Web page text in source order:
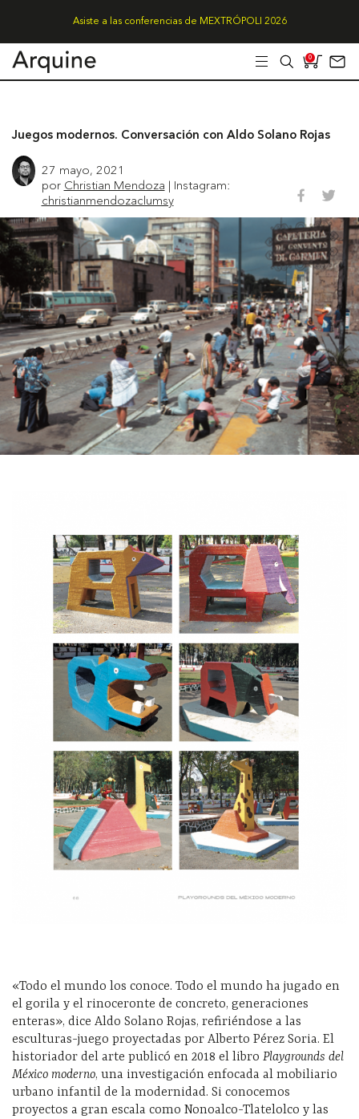
Asiste a las conferencias de MEXTRÓPOLI 2026
0
Juegos modernos. Conversación con Aldo Solano Rojas
27 mayo, 2021
por Christian Mendoza | Instagram:
christianmendozaclumsy
«Todo el mundo los conoce. Todo el mundo ha jugado en
el gorila y el rinoceronte de concreto, generaciones
enteras», dice Aldo Solano Rojas, refiriéndose a las
esculturas-juego proyectadas por Alberto Pérez Soria. El
historiador del arte publicó en 2018 el libro Playgrounds del
México moderno, una investigación enfocada al mobiliario
urbano infantil de la modernidad. Si conocemos
proyectos a gran escala como Nonoalco-Tlatelolco y las